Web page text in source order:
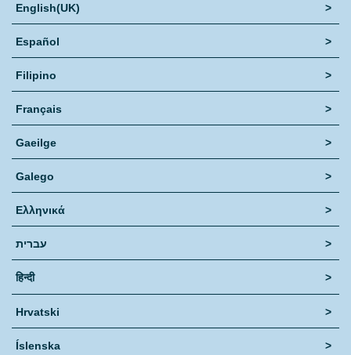
English(UK) >
Español >
Filipino >
Français >
Gaeilge >
Galego >
Ελληνικά >
עברית >
हिन्दी >
Hrvatski >
Íslenska >